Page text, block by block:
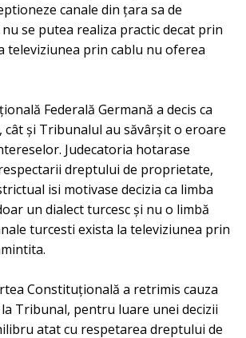
canale din țara sa de
se putea realiza practic decat prin
televiziunea prin cablu nu oferea
Federală Germană a decis ca
cât și Tribunalul au săvârșit o eroare
Judecatoria hotarase
dreptului de proprietate,
isi motivase decizia ca limba
un dialect turcesc și nu o limbă
turcesti exista la televiziunea prin
Constituțională a retrimis cauza
Tribunal, pentru luare unei decizii
atat cu respetarea dreptului de